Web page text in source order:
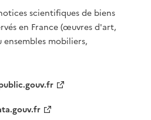
scientifiques de biens
en France (œuvres d'art,
mobiliers,